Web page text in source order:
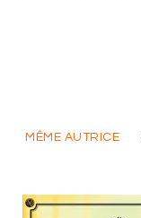
MÊME AUTRICE